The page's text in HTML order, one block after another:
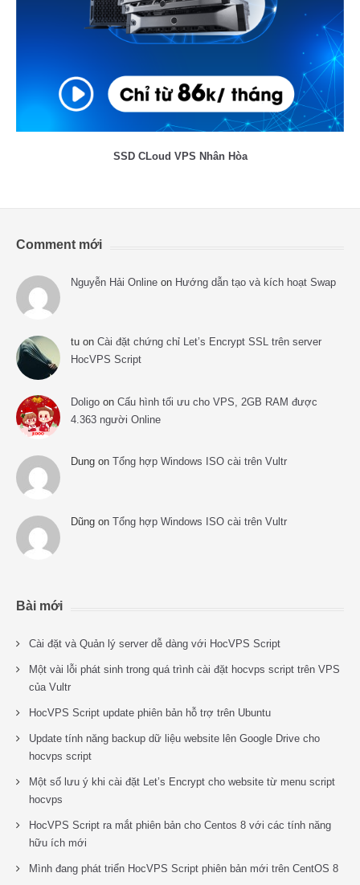
SSD CLoud VPS Nhân Hòa
Comment mới
Nguyễn Hải Online on Hướng dẫn tạo và kích hoạt Swap
tu on Cài đặt chứng chỉ Let’s Encrypt SSL trên server
HocVPS Script
Doligo on Cấu hình tối ưu cho VPS, 2GB RAM được
4.363 người Online
Dung on Tổng hợp Windows ISO cài trên Vultr
Dũng on Tổng hợp Windows ISO cài trên Vultr
Bài mới
Cài đặt và Quản lý server dễ dàng với HocVPS Script
Một vài lỗi phát sinh trong quá trình cài đặt hocvps script trên VPS
của Vultr
HocVPS Script update phiên bản hỗ trợ trên Ubuntu
Update tính năng backup dữ liệu website lên Google Drive cho
hocvps script
Một số lưu ý khi cài đặt Let’s Encrypt cho website từ menu script
hocvps
HocVPS Script ra mắt phiên bản cho Centos 8 với các tính năng
hữu ích mới
Mình đang phát triển HocVPS Script phiên bản mới trên CentOS 8